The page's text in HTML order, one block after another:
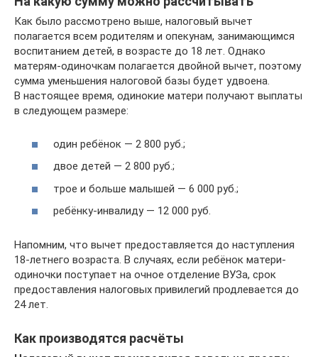
Как было рассмотрено выше, налоговый вычет
полагается всем родителям и опекунам, занимающимся
воспитанием детей, в возрасте до 18 лет. Однако
матерям-одиночкам полагается двойной вычет, поэтому
сумма уменьшения налоговой базы будет удвоена.
В настоящее время, одинокие матери получают выплаты
в следующем размере:
один ребёнок — 2 800 руб.;
двое детей — 2 800 руб.;
трое и больше малышей — 6 000 руб.;
ребёнку-инвалиду — 12 000 руб.
Напомним, что вычет предоставляется до наступления
18-летнего возраста. В случаях, если ребёнок матери-
одиночки поступает на очное отделение ВУЗа, срок
предоставления налоговых привилегий продлевается до
24 лет.
Как производятся расчёты